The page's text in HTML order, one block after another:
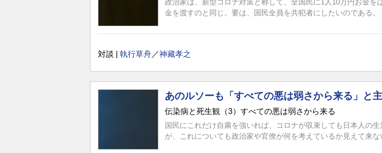
政治家は、新型コロナ対策と称して、全国民に1人10万円お金
金を渡すのと同じ。要は、国民全員を共犯者にしたいのである
対談 | 執行草舟／神藏孝之
あのルソーも「すべての悪は弱さから来る」と
伝染病と死生観（3）すべての悪は弱さから来る
国民にこれだけ自粛を強いれば、コロナが収束しても日本人の
が、これについても政治家や官僚が何を考えているか見えて来